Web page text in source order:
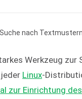
Werkzeug zur
Linux-
zur Einrichtung des